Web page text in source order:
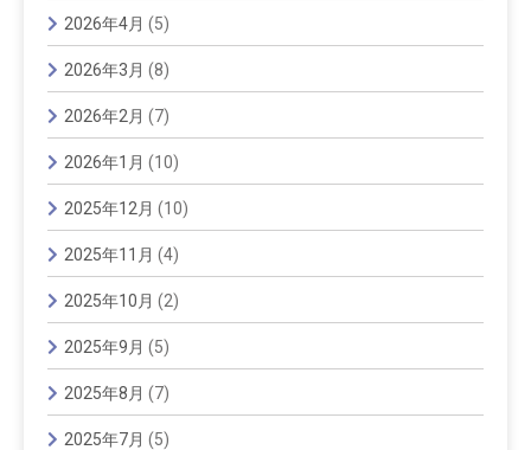
2026年4月 (5)
2026年3月 (8)
2026年2月 (7)
2026年1月 (10)
2025年12月 (10)
2025年11月 (4)
2025年10月 (2)
2025年9月 (5)
2025年8月 (7)
2025年7月 (5)